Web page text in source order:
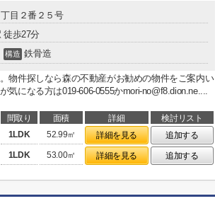
丁目２番２５号
徒歩27分
構造 鉄骨造
物件探しなら森の不動産がお勧めの物件をご案内い
気になる方は019-606-0555かmori-no@f8.dion.ne....
間取り 面積 詳細
検討リスト
1LDK 52.99㎡ 詳細を見る
追加する
1LDK 53.00㎡ 詳細を見る 追加する